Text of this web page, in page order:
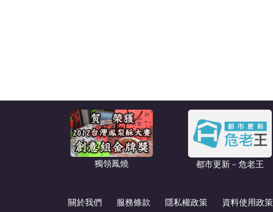
獨領鳳燒 都市更新－危老王
關於我們 服務條款 隱私權政策 資料使用政策